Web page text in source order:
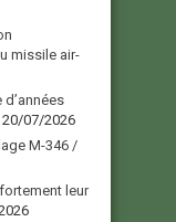
missile air-
d’années
20/07/2026
M-346 /
leur